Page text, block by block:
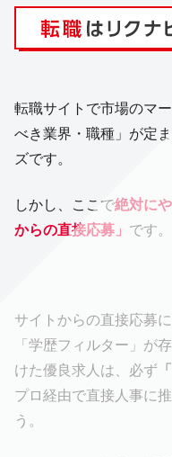
転職サイトで市場のマ
べき業界・職種」が定
ズです。
しかし、ここで絶対に
からの直接応募」 です。
サイトからの直接応募
「学歴フィルター」が
けた優良求人は、必ず
プロ経由で直接人事に
う。